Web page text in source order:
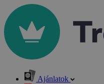
Ajánlatok